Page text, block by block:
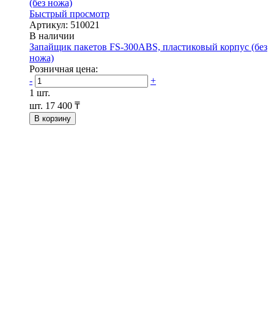
Быстрый просмотр
Артикул: 510021
В наличии
Запайщик пакетов FS-300ABS, пластиковый корпус (без
ножа)
Розничная цена:
-
+
1 шт.
шт. 17 400 ₸
В корзину